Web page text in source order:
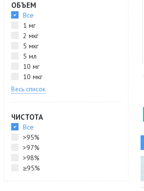
ОБЪЕМ
Все
1 мг
2 мкг
5 мкг
5 мл
10 мг
10 мкг
Весь список
ЧИСТОТА
Все
>95%
>97%
>98%
≥95%